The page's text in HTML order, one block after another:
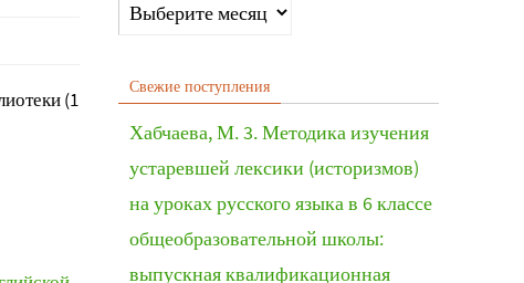
(1
Свежие поступления
Хабчаева, М. 3. Методика изучения
устаревшей лексики (историзмов)
на уроках русского языка в 6 классе
общеобразовательной школы:
выпускная квалификационная